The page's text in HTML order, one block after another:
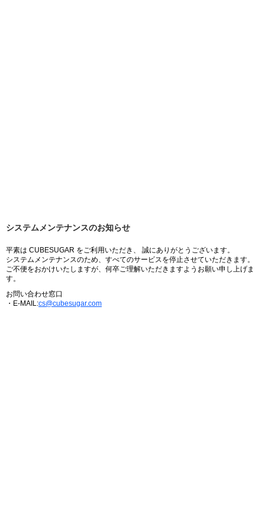
システムメンテナンスのお知らせ
平素は CUBESUGAR をご利用いただき、 誠にありがとうございます。
システムメンテナンスのため、すべてのサービスを停止させていただきます。
ご不便をおかけいたしますが、何卒ご理解いただきますようお願い申し上げま
す。
お問い合わせ窓口
・E-MAIL:cs@cubesugar.com